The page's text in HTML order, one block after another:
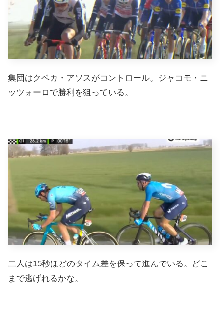
集団はクベカ・アソスがコントロール。ジャコモ・ニ
ッツォーロで勝利を狙っている。
二人は15秒ほどのタイム差を保って進んでいる。どこ
まで逃げれるかな。